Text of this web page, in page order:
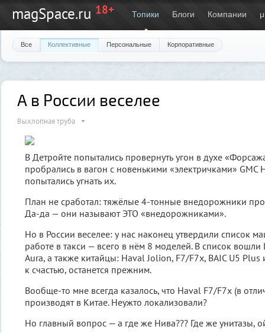
magSpace.ru 18+ Топики Блоги Компании μ
Все Коллективные Персональные Корпоративные
А в России веселее
Выхлопная труба
В Детройте попытались провернуть угон в духе
пробрались в вагон с новенькими «электричками» GMC
попытались угнать их.
План не сработал: тяжёлые 4-тонные внедорожники
Да-да — они называют ЭТО «внедорожниками».
Но в России веселее: у нас наконец утвердили список
работе в такси — всего в нём 8 моделей. В список вошли
Aura, а также китайцы: Haval Jolion, F7/F7x, BAIC U5 Plus
к счастью, останется прежним.
Вообще-то мне всегда казалось, что Haval F7/F7x (в
производят в Китае. Неужто локализовали?
Но главный вопрос — а где же Нива??? Где же унитазы,